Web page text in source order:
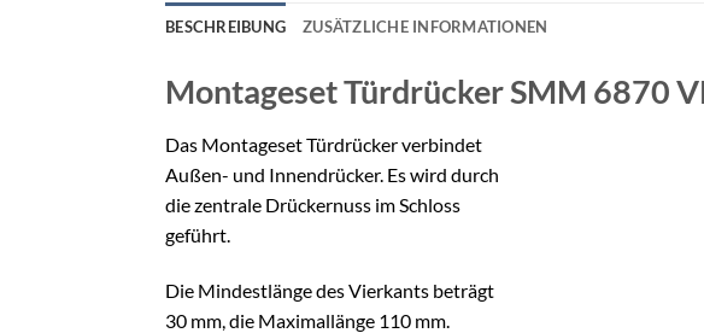
BESCHREIBUNG ZUSÄTZLICHE INFORMATIONEN
Montageset TürdrückerSMM 6870
Das Montageset Türdrücker verbindet
Außen- und Innendrücker. Es wird durch
die zentrale Drückernuss im Schloss
geführt.
Die Mindestlänge des Vierkants beträgt
30 mm, die Maximallänge 110 mm.